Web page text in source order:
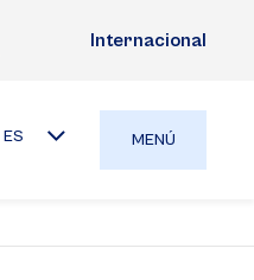
Internacional
ES MENÚ